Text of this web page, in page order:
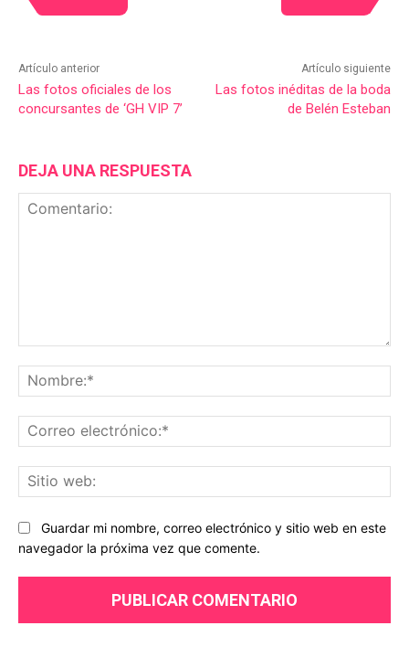
Artículo anterior
Las fotos oficiales de los
concursantes de ‘GH VIP 7’
Artículo siguiente
Las fotos inéditas de la boda
de Belén Esteban
DEJA UNA RESPUESTA
Guardar mi nombre, correo electrónico y sitio web en este
navegador la próxima vez que comente.